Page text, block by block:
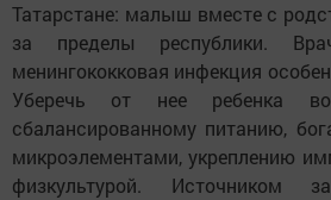
Татарстане: малыш вместе с
за пределы республики.
менингококковая инфекция
Уберечь от нее ребенка
сбалансированному питанию,
микроэлементами, укреплению
физкультурой. Источником